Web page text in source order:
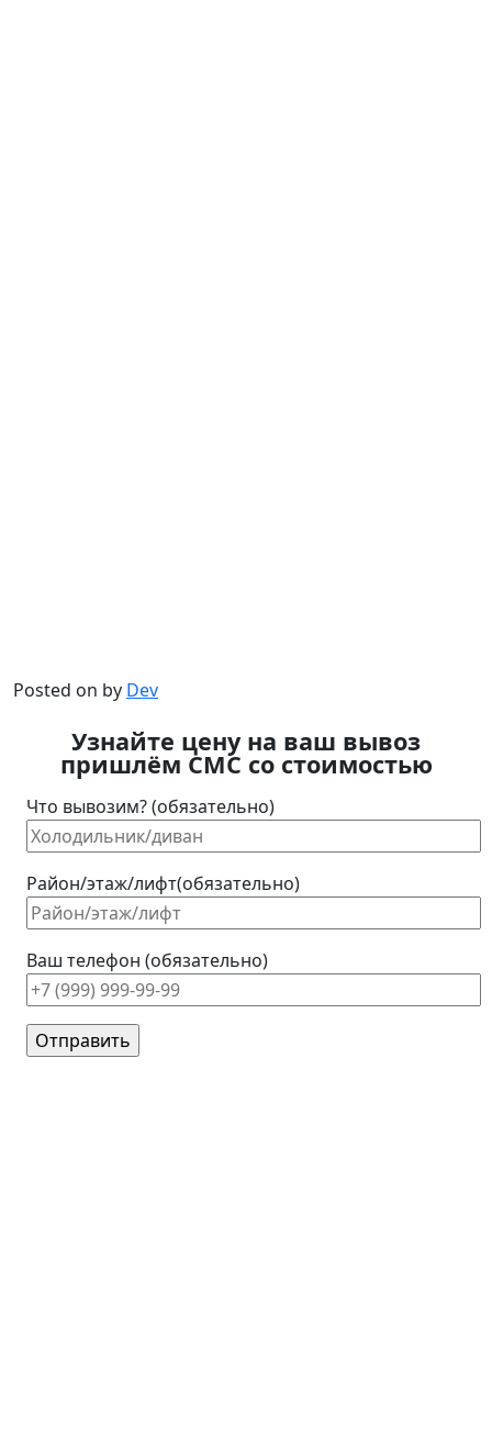
Posted on by Dev
Узнайте цену на ваш вывоз
пришлём СМС со стоимостью
Что вывозим? (обязательно)
Район/этаж/лифт(обязательно)
Ваш телефон (обязательно)